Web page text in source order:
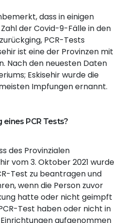
dass in einigen
der Covid-9-Fälle in den
PCR-Tests
ist eine der Provinzen mit
Nach den neuesten Daten
Eskisehir wurde die
Impfungen ernannt.
PCR Tests?
des Provinzialen
vom 3. Oktober 2021 wurde
Test zu beantragen und
wenn die Person zuvor
hatte oder nicht geimpft
Test haben oder nicht in
aufgenommen